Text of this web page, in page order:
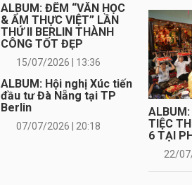
ALBUM: ĐÊM “VĂN HỌC
& ẨM THỰC VIỆT” LẦN
THỨ II BERLIN THÀNH
CÔNG TỐT ĐẸP
15/07/2026 | 13:36
ALBUM: Hội nghị Xúc tiến
đầu tư Đà Nẵng tại TP
Berlin
07/07/2026 | 20:18
ALBUM:
TIỆC
6 TẠI
22/